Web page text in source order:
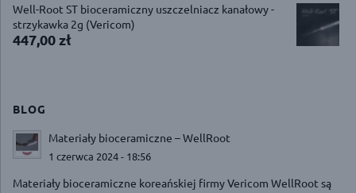
Well-Root ST bioceramiczny uszczelniacz kanałowy -
strzykawka 2g (Vericom)
447,00zł
BLOG
Materiały bioceramiczne – WellRoot
1 czerwca 2024 - 18:56
Materiały bioceramiczne koreańskiej firmy Vericom WellRoot są